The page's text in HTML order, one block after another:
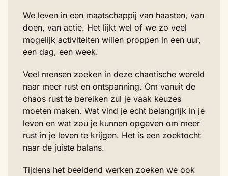
We leven in een maatschappij van haasten, van
doen, van actie. Het lijkt wel of we zo veel
mogelijk activiteiten willen proppen in een uur,
een dag, een week.
Veel mensen zoeken in deze chaotische wereld
naar meer rust en ontspanning. Om vanuit de
chaos rust te bereiken zul je vaak keuzes
moeten maken. Wat vind je echt belangrijk in je
leven en wat zou je kunnen opgeven om meer
rust in je leven te krijgen. Het is een zoektocht
naar de juiste balans.
Tijdens het beeldend werken zoeken we ook